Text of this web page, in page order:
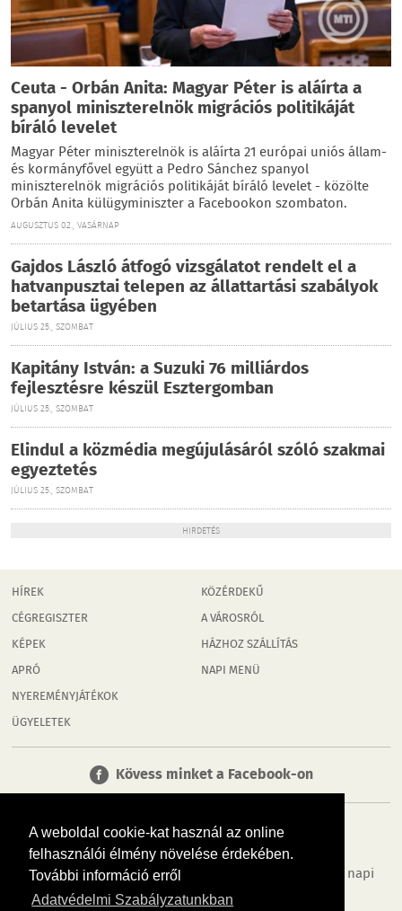
A weboldal cookie-kat használ az online
felhasználói élmény növelése érdekében.
További információ erről
Adatvédelmi Szabályzatunkban
Ceuta - Orbán Anita: Magyar Péter is aláírta a
spanyol miniszterelnök migrációs politikáját
bíráló levelet
Magyar Péter miniszterelnök is aláírta 21 európai uniós állam-
és kormányfővel együtt a Pedro Sánchez spanyol
miniszterelnök migrációs politikáját bíráló levelet - közölte
Orbán Anita külügyminiszter a Facebookon szombaton.
AUGUSZTUS 02., VASÁRNAP
Gajdos László átfogó vizsgálatot rendelt el a
hatvanpusztai telepen az állattartási szabályok
betartása ügyében
JÚLIUS 25., SZOMBAT
Kapitány István: a Suzuki 76 milliárdos
fejlesztésre készül Esztergomban
JÚLIUS 25., SZOMBAT
Elindul a közmédia megújulásáról szóló szakmai
egyeztetés
JÚLIUS 25., SZOMBAT
HIRDETÉS
HÍREK
CÉGREGISZTER
KÉPEK
APRÓ
NYEREMÉNYJÁTÉKOK
ÜGYELETEK
KÖZÉRDEKŰ
A VÁROSRÓL
HÁZHOZ SZÁLLÍTÁS
NAPI MENÜ
Kövess minket a Facebook-on
Tudj meg többet városodról! Hírek, programok, képek, napi
menü, cégek…. és minden, ami Orosháza